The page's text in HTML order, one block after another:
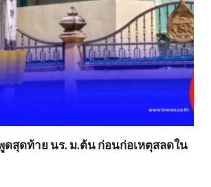
ดสุดท้าย นร. ม.ต้น ก่อนก่อเหตุสลดใน